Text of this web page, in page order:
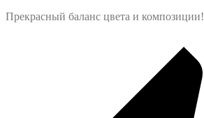
Прекрасный баланс цвета и композиции!